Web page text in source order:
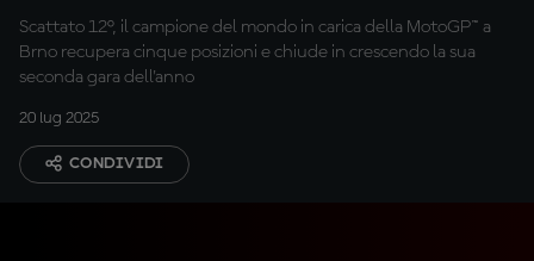
Scattato 12°, il campione del mondo in carica della MotoGP™ a
Brno recupera cinque posizioni e chiude in crescendo la sua
seconda gara dell'anno
20 lug 2025
CONDIVIDI